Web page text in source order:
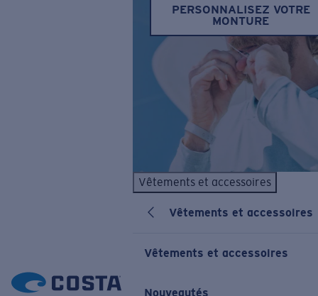
PERSONNALISEZ VOTRE
MONTURE
Vêtements et accessoires
Vêtements et accessoires
Vêtements et accessoires
Nouveautés